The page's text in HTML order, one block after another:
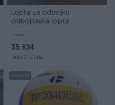
Lopta za odbojku
odbojkaska lopta
Novo
35 KM
prije 21 dana
PIK SHOP